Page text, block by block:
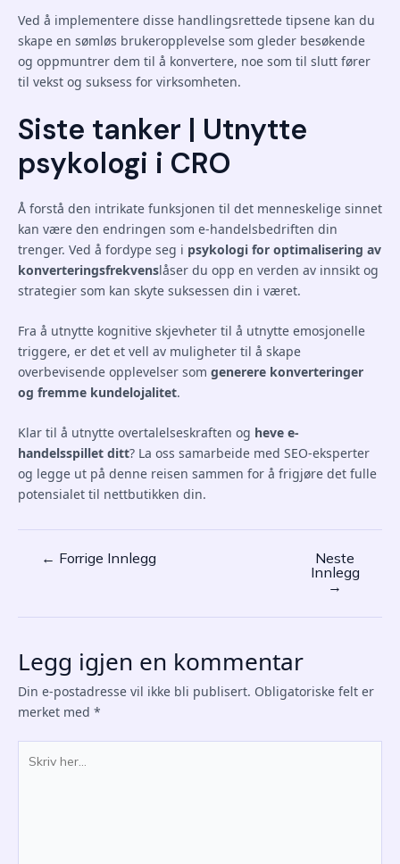
Ved å implementere disse handlingsrettede tipsene kan du
skape en sømløs brukeropplevelse som gleder besøkende
og oppmuntrer dem til å konvertere, noe som til slutt fører
til vekst og suksess for virksomheten.
Siste tanker | Utnytte
psykologi i CRO
Å forstå den intrikate funksjonen til det menneskelige sinnet
kan være den endringen som e-handelsbedriften din
trenger. Ved å fordype seg i psykologi for optimalisering av
konverteringsfrekvenslåser du opp en verden av innsikt og
strategier som kan skyte suksessen din i været.
Fra å utnytte kognitive skjevheter til å utnytte emosjonelle
triggere, er det et vell av muligheter til å skape
overbevisende opplevelser som generere konverteringer
og fremme kundelojalitet.
Klar til å utnytte overtalelseskraften og heve e-
handelsspillet ditt? La oss samarbeide med SEO-eksperter
og legge ut på denne reisen sammen for å frigjøre det fulle
potensialet til nettbutikken din.
← Forrige Innlegg
Neste
Innlegg
→
Legg igjen en kommentar
Din e-postadresse vil ikke bli publisert. Obligatoriske felt er
merket med *
her...